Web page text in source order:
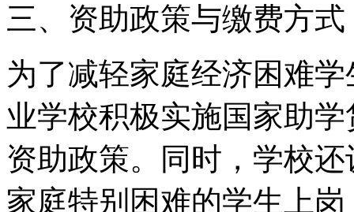
三、资助政策与缴费方式
为了减轻家庭经济困难
业学校积极实施国家助
资助政策。同时，学校
家庭特别困难的学生上